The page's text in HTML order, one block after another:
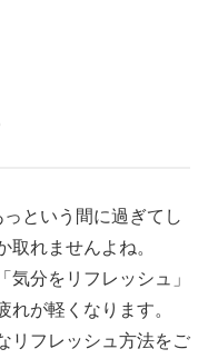
という間に過ぎてし
取れませんよね。
分をリフレッシュ」
れが軽くなります。
リフレッシュ方法をご